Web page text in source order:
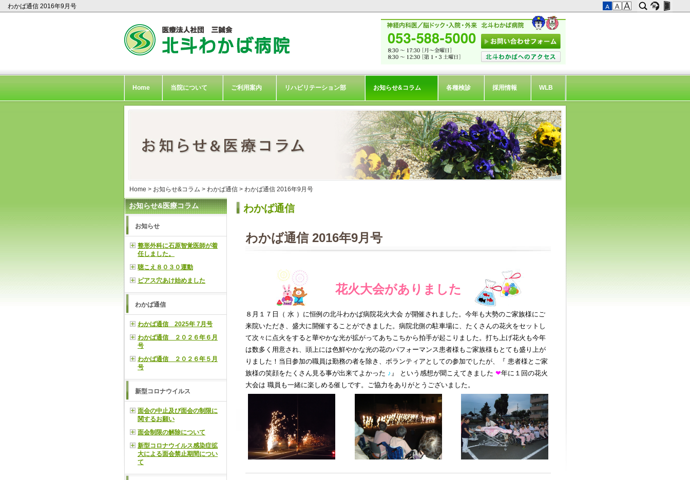
わかば通信 2016年9月号
Home 当院について ご利用案内 リハビリテーション部 お知らせ&コラム 各種検診 採用情報 WLB
Home > お知らせ&コラム > わかば通信 > わかば通信 2016年9月号
わかば通信
わかば通信 2016年9月号
花火大会がありました
８月１７日（ 水 ）に恒例の北斗わかば病院花火大会 が開催されました。今年も大勢のご家族様にご
来院いただき、盛大に開催することができました。病院北側の駐車場に、たくさんの花火をセットし
て次々に点火をすると華やかな光が拡がってあちこちから拍手が起こりました。打ち上げ花火も今年
は数多く用意され、頭上には色鮮やかな光の花のパフォーマンス患者様もご家族様もとても盛り上が
りました！当日参加の職員は勤務の者を除き、ボランティアとしての参加でしたが、『 患者様とご家
族様の笑顔をたくさん見る事が出来てよかった ♪』 という感想が聞こえてきました ❤年に１回の花火
大会は 職員も一緒に楽しめる催しです。ご協力をありがとうございました。
お知らせ&医療コラム
お知らせ
整形外科に石原智覚医師が着
任しました。
聴こえ８０３０運動
ピアス穴あけ始めました
わかば通信
わかば通信 2025年 7月号
わかば通信 ２０２６年６月
号
わかば通信 ２０２６年５月
号
新型コロナウイルス
面会の中止及び面会の制限に
関するお願い
面会制限の解除について
新型コロナウイルス感染症拡
大による面会禁止期間につい
て